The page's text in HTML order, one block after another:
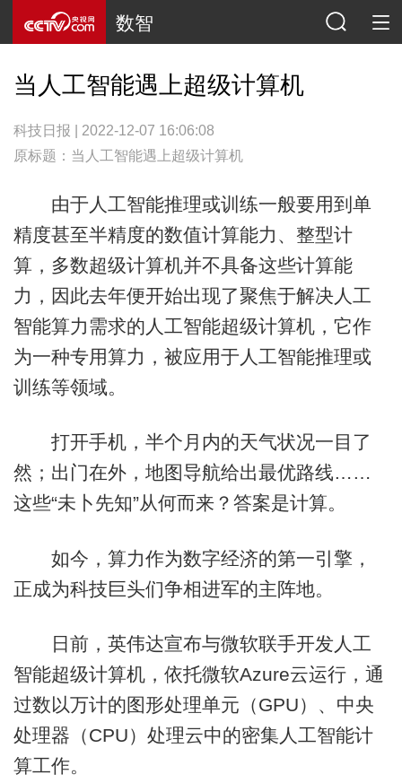
数智
当人工智能遇上超级计算机
科技日报 | 2022-12-07 16:06:08
原标题：当人工智能遇上超级计算机
由于人工智能推理或训练一般要用到单
精度甚至半精度的数值计算能力、整型计
算，多数超级计算机并不具备这些计算能
力，因此去年便开始出现了聚焦于解决人工
智能算力需求的人工智能超级计算机，它作
为一种专用算力，被应用于人工智能推理或
训练等领域。
打开手机，半个月内的天气状况一目了
然；出门在外，地图导航给出最优路线……
这些“未卜先知”从何而来？答案是计算。
如今，算力作为数字经济的第一引擎，
正成为科技巨头们争相进军的主阵地。
日前，英伟达宣布与微软联手开发人工
智能超级计算机，依托微软Azure云运行，通
过数以万计的图形处理单元（GPU）、中央
处理器（CPU）处理云中的密集人工智能计
算工作。